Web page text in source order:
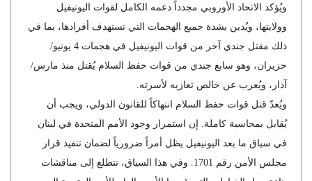
ويُؤكد الاتحاد الأوروبي مجدداً دعمه الكامل لقوات اليونيفيل
وولايتها، ويُدين بشدة جميع الهجمات التي تستهدف أفرادها، بما في
ذلك مقتل جندي آخر من قوات اليونيفيل في هجمات 4 يونيو/
حزيران، وهو سابع جندي من قوات حفظ السلام يُقتل منذ مارس/
آذار، ويُعرب عن خالص تعازيه لأسرته.
ويُعدّ قتل قوات حفظ السلام انتهاكاً للقانون الدولي، ويجب أن
يُقابل بمحاسبة كاملة. إن استمرار وجود الأمم المتحدة في لبنان
في سياق ما بعد اليونيفيل يظل أمراً ضرورياً لضمان تنفيذ قرار
مجلس الأمن رقم 1701. وفي هذا السياق، نتطلع إلى مناقشات